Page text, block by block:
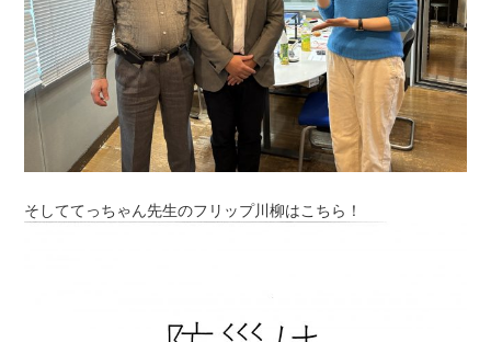
そしててっちゃん先生のフリップ川柳はこちら！